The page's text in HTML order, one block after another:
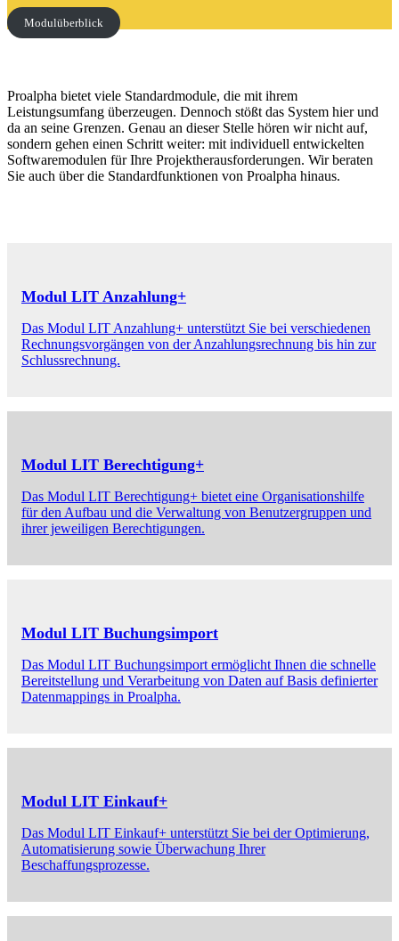
Modulüberblick
Proalpha bietet viele Standardmodule, die mit ihrem
Leistungsumfang überzeugen. Dennoch stößt das System hier und
da an seine Grenzen. Genau an dieser Stelle hören wir nicht auf,
sondern gehen einen Schritt weiter: mit individuell entwickelten
Softwaremodulen für Ihre Projektherausforderungen. Wir beraten
Sie auch über die Standardfunktionen von Proalpha hinaus.
Modul LIT Anzahlung+
Das Modul LIT Anzahlung+ unterstützt Sie bei verschiedenen
Rechnungsvorgängen von der Anzahlungsrechnung bis hin zur
Schlussrechnung.
Modul LIT Berechtigung+
Das Modul LIT Berechtigung+ bietet eine Organisationshilfe
für den Aufbau und die Verwaltung von Benutzergruppen und
ihrer jeweiligen Berechtigungen.
Modul LIT Buchungsimport
Das Modul LIT Buchungsimport ermöglicht Ihnen die schnelle
Bereitstellung und Verarbeitung von Daten auf Basis definierter
Datenmappings in Proalpha.
Modul LIT Einkauf+
Das Modul LIT Einkauf+ unterstützt Sie bei der Optimierung,
Automatisierung sowie Überwachung Ihrer
Beschaffungsprozesse.